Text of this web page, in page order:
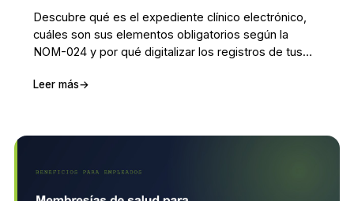
Descubre qué es el expediente clínico electrónico,
cuáles son sus elementos obligatorios según la
NOM-024 y por qué digitalizar los registros de tus
normativo.
Leer más→